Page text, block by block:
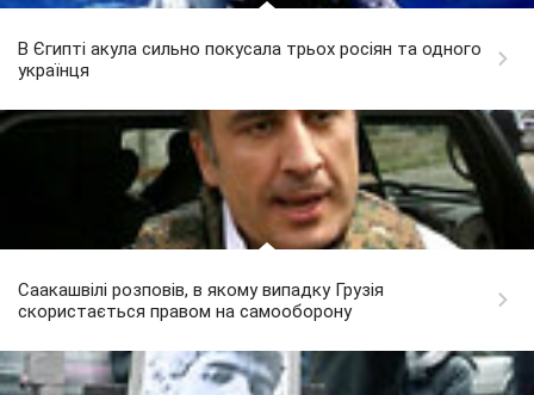
В Єгипті акула сильно покусала трьох росіян та одного
українця
Саакашвілі розповів, в якому випадку Грузія
скористається правом на самооборону